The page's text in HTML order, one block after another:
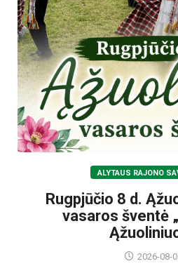
ALYTAUS RAJONO
Rugpjūčio 8 d.
vasaros šventė
2026-08-